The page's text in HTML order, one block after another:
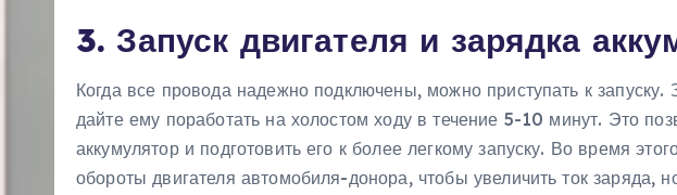
3. Запуск двигателя и зарядка
Когда все провода надежно подключены, можно приступать к запуску.
дайте ему поработать на холостом ходу в течение 5-10 минут. Это
аккумулятор и подготовить его к более легкому запуску. Во время
обороты двигателя автомобиля-донора, чтобы увеличить ток заряда,